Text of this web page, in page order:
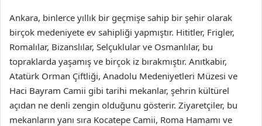
Ankara, binlerce yıllık bir geçmişe sahip bir şehir olarak
birçok medeniyete ev sahipliği yapmıştır. Hititler, Frigler,
Romalılar, Bizanslılar, Selçuklular ve Osmanlılar, bu
topraklarda yaşamış ve birçok iz bırakmıştır. Anıtkabir,
Atatürk Orman Çiftliği, Anadolu Medeniyetleri Müzesi ve
Haci Bayram Camii gibi tarihi mekanlar, şehrin kültürel
açıdan ne denli zengin olduğunu gösterir. Ziyaretçiler, bu
mekanların yanı sıra Kocatepe Camii, Roma Hamamı ve